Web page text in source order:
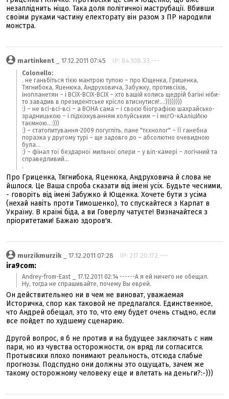
незапліднить ніщо. Така доля політичної маструбації. Вбивши
своїми руками частину електорату він разом з ПР народили
монстра.
martinkent _ 17.12.2011 07:45 IP: 84.108.33.---
Colonello:
. не ганьбіться тією мантрою тупою – про Ющенка, Гриценка,
Тягнибока, Яценюка, Андруховича, Забужку, противсіхів,
інопланетян – і ВСІХ-ВСІХ-ВСІХ – хто вашій колись щедрій багіні ніби-
то завадив в президентське крісло втиснутися!...:))))))))
:) – не всі-всі-всі – а ВОНА сама – і своєю біографією шахрайсько-
зрадницькою – і підхіхкуванням холуйським – і мєгО-кАаліцИєю
таємною...:)))
:) – статопитування-2009 погугліть, пане "тєхнолог" – ЇЇ ганебна
поразка у другому турі – ще задовго до – абсолютно очевидною
була...
:) – фінал тої бездарної мильної опери – у віп-камері – логічний та
справедливий...
.
Про Гриценка, Тягнибока, Яценюка, Андруховича й слова не
йшлося. Це Ваша спроба сказати від імені усіх. Будьте чесними,
- говоріть від імені Забужко й Ющенка. Хочете бути з усіма
(нехай навіть проти Тимошенко), то спускайтеся з Карпат в
Україну. В країні біда, а ви Говерлу чатуєте! Визначайтеся з
пріоритетами! Бажаю здоров'я.
murzikmurzik_ 17.12.2011 07:28 IP: 217.20.172.---
ira9com:
Andrey-from-East _ 17.12.2011 02:14 ------А я ей ничего не обещал.
Ну, тогда не спрашивайте, почему Вы еврей.
Он действительнео ни в чем не виноват, уважаемая
Историчка, спор как таковой не предлагался. Единственное,
что Андрей обещал, это то, что ему будет очень стыдно, если
все пойдет по худшему сценарию.
Другой вопрос, я б не против и на будущее заключать с ним
пари, но из чувства осторожности, он вряд ли согласится.
Протывсихи плохо понимают реальность, отсюда слабые
прогнозы. Подспудно они должны это ощущать, зачем же
такому осторожному человеку еще и влетать на деньги?:-)))